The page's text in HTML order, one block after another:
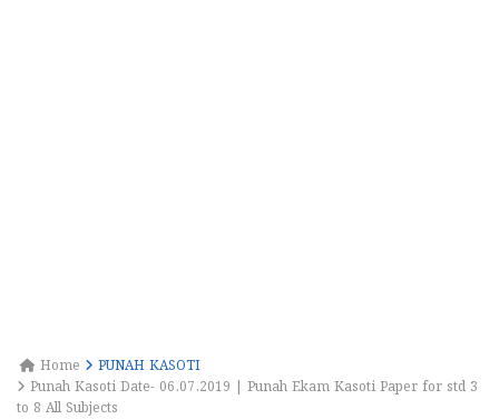
Home
PUNAH KASOTI
Punah Kasoti Date- 06.07.2019 | Punah Ekam Kasoti Paper for std 3
to 8 All Subjects